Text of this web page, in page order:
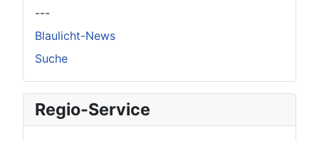
---
Blaulicht-News
Suche
Regio-Service